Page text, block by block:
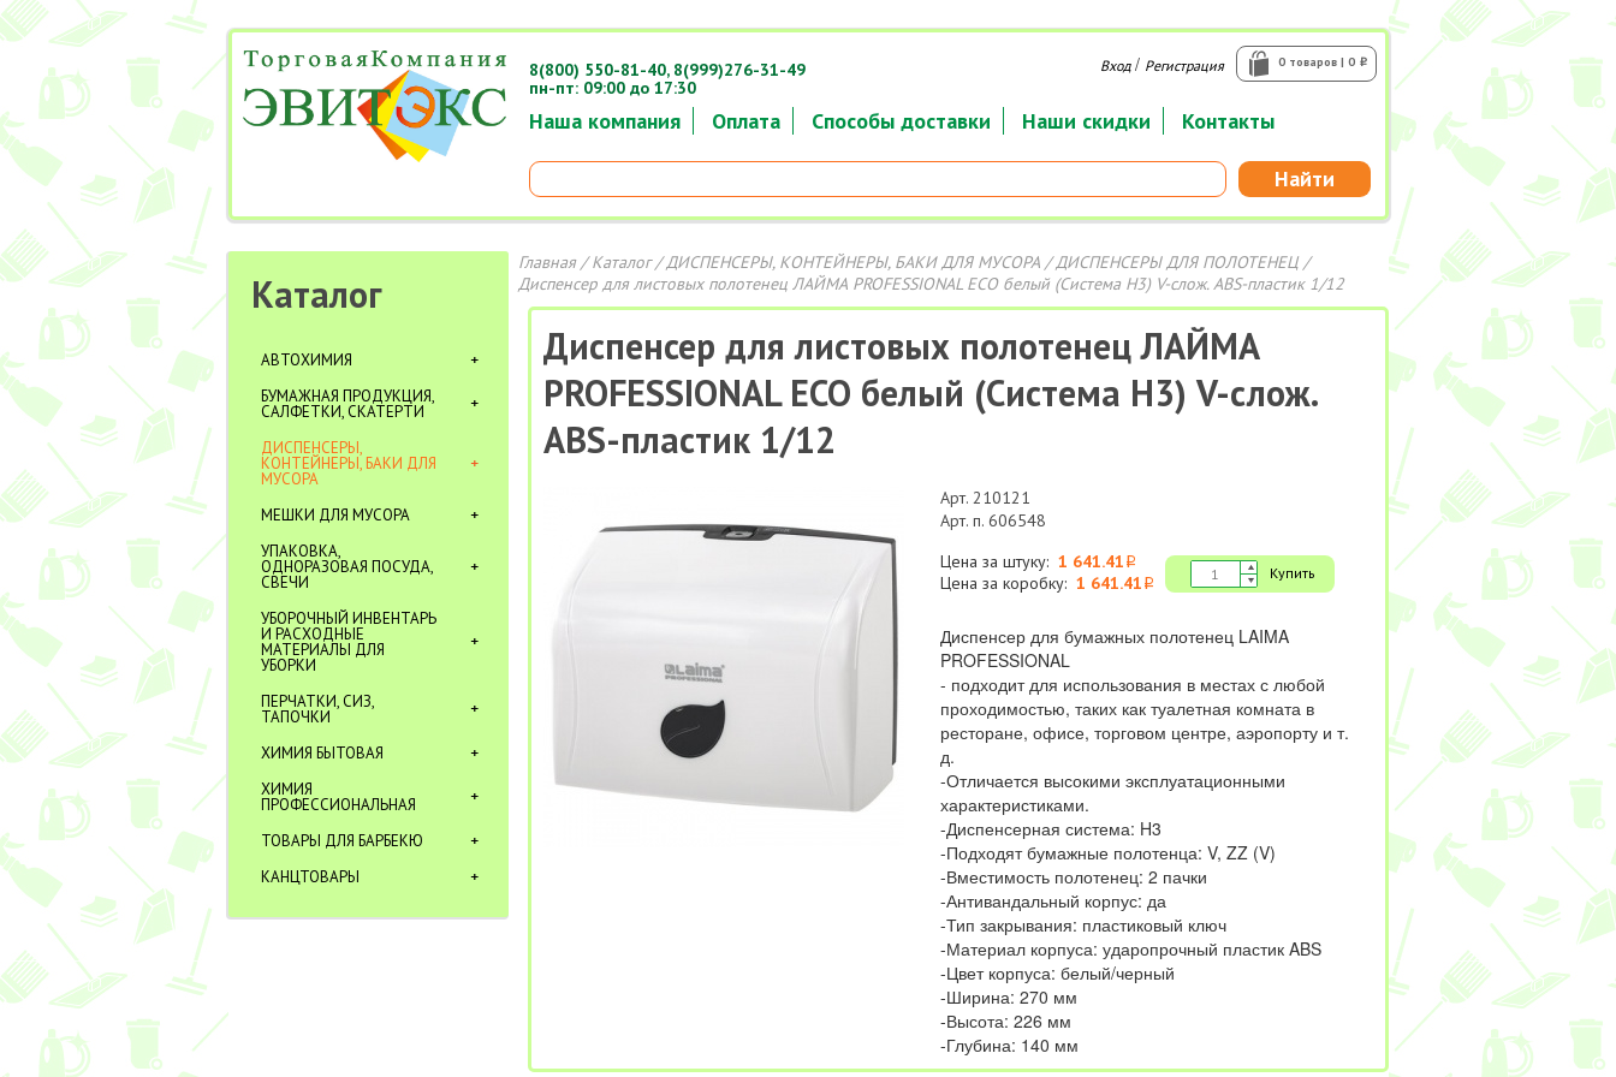
Наша компания Оплата Способы доставки Наши скидки Контакты
Найти
0 товаров | 0 i
Вход/ Регистрация
8(800) 550-81-40, 8(999)276-31-49
пн-пт: 09:00 до 17:30
Каталог
АВТОХИМИЯ
БУМАЖНАЯ ПРОДУКЦИЯ,
САЛФЕТКИ, СКАТЕРТИ
ДИСПЕНСЕРЫ,
КОНТЕЙНЕРЫ, БАКИ ДЛЯ
МУСОРА
МЕШКИ ДЛЯ МУСОРА
УПАКОВКА,
ОДНОРАЗОВАЯ ПОСУДА,
СВЕЧИ
УБОРОЧНЫЙ ИНВЕНТАРЬ
И РАСХОДНЫЕ
МАТЕРИАЛЫ ДЛЯ
УБОРКИ
ПЕРЧАТКИ, СИЗ,
ТАПОЧКИ
ХИМИЯ БЫТОВАЯ
ХИМИЯ
ПРОФЕССИОНАЛЬНАЯ
ТОВАРЫ ДЛЯ БАРБЕКЮ
КАНЦТОВАРЫ
Главная/Каталог/ДИСПЕНСЕРЫ, КОНТЕЙНЕРЫ, БАКИ ДЛЯ МУСОРА/ДИСПЕНСЕРЫ ДЛЯ ПОЛОТЕНЕЦ/
Диспенсер для листовых полотенец ЛАЙМА PROFESSIONAL ECO белый (Система H3) V-слож. ABS-пластик 1/12
Диспенсер для листовых полотенец ЛАЙМА
PROFESSIONAL ECO белый (Система H3) V-слож.
ABS-пластик 1/12
Арт. 210121
Арт. п. 606548
Цена за штуку: 1 641.41 i
Цена за коробку: 1 641.41 i
Купить
Диспенсер для бумажных полотенец LAIMA
PROFESSIONAL
- подходит для использования в местах с любой
проходимостью, таких как туалетная комната в
ресторане, офисе, торговом центре, аэропорту и т.
д.
-Отличается высокими эксплуатационными
характеристиками.
-Диспенсерная система: H3
-Подходят бумажные полотенца: V, ZZ (V)
-Вместимость полотенец: 2 пачки
-Антивандальный корпус: да
-Тип закрывания: пластиковый ключ
-Материал корпуса: ударопрочный пластик ABS
-Цвет корпуса: белый/черный
-Ширина: 270 мм
-Высота: 226 мм
-Глубина: 140 мм